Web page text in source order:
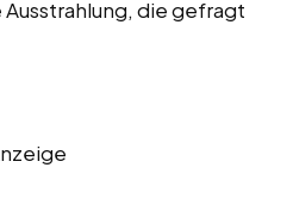
die gefragt